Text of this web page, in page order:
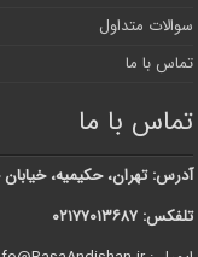
سوالات متداول
تماس با ما
تماس با ما
آدرس: تهران، حکیمیه، خیابان خرم،
تلفکس: ۰۲۱۷۷۰۱۳۶۸۷